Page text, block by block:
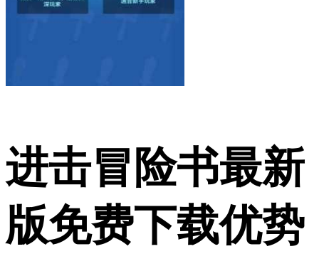
进击冒险书最新
版免费下载优势